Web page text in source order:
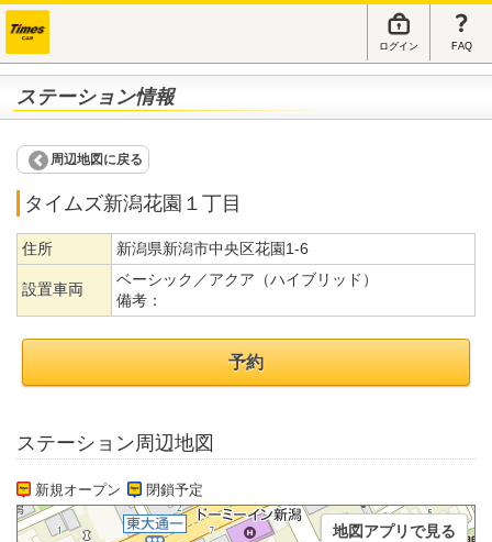
ログイン FAQ
ステーション情報
周辺地図に戻る
タイムズ新潟花園１丁目
住所 新潟県新潟市中央区花園1-6
設置車両
ベーシック／アクア（ハイブリッド）
備考：
予約
ステーション周辺地図
新規オープン 閉鎖予定
地図アプリで見る